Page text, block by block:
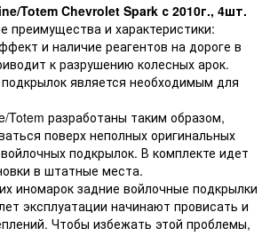
Totem Chevrolet Spark с 2010г., 4шт.
и характеристики:
и наличие реагентов на дороге в
к разрушению колесных арок.
является необходимым для
Totem разработаны таким образом,
поверх неполных оригинальных
подкрылок. В комплекте идет
в штатные места.
иномарок задние войлочные подкрылки
эксплуатации начинают провисать и
Чтобы избежать этой проблемы,